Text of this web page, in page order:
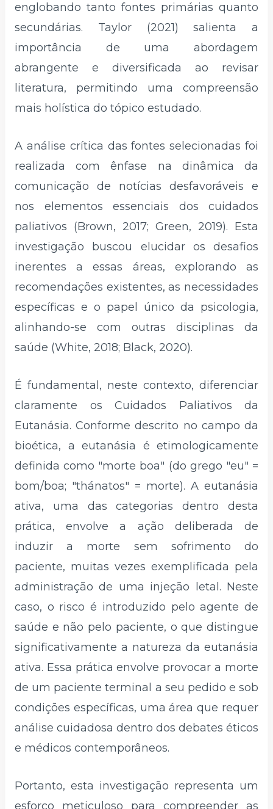
englobando tanto fontes primárias quanto
secundárias. Taylor (2021) salienta a
importância de uma abordagem
abrangente e diversificada ao revisar
literatura, permitindo uma compreensão
mais holística do tópico estudado.
A análise crítica das fontes selecionadas foi
realizada com ênfase na dinâmica da
comunicação de notícias desfavoráveis e
nos elementos essenciais dos cuidados
paliativos (Brown, 2017; Green, 2019). Esta
investigação buscou elucidar os desafios
inerentes a essas áreas, explorando as
recomendações existentes, as necessidades
específicas e o papel único da psicologia,
alinhando-se com outras disciplinas da
saúde (White, 2018; Black, 2020).
É fundamental, neste contexto, diferenciar
claramente os Cuidados Paliativos da
Eutanásia. Conforme descrito no campo da
bioética, a eutanásia é etimologicamente
definida como "morte boa" (do grego "eu" =
bom/boa; "thánatos" = morte). A eutanásia
ativa, uma das categorias dentro desta
prática, envolve a ação deliberada de
induzir a morte sem sofrimento do
paciente, muitas vezes exemplificada pela
administração de uma injeção letal. Neste
caso, o risco é introduzido pelo agente de
saúde e não pelo paciente, o que distingue
significativamente a natureza da eutanásia
ativa. Essa prática envolve provocar a morte
de um paciente terminal a seu pedido e sob
condições específicas, uma área que requer
análise cuidadosa dentro dos debates éticos
e médicos contemporâneos.
Portanto, esta investigação representa um
esforço meticuloso para compreender as